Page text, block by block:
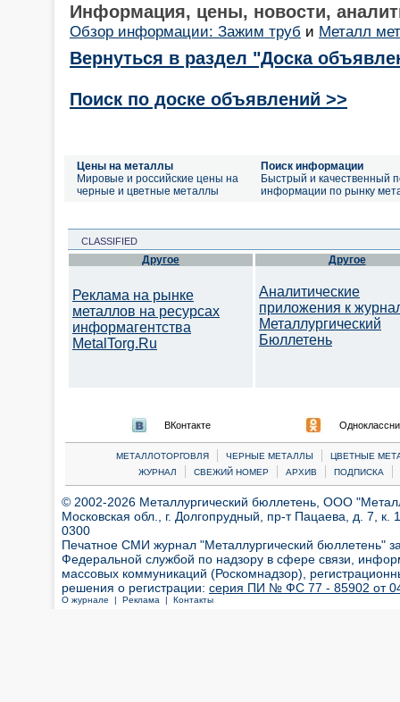
Информация, цены, новости,
Обзор информации: Зажим труб и Металл
Вернуться в раздел "Доска
Поиск по доске объявлений >>
Цены на металлы
Мировые и российские цены на
черные и цветные металлы
Поиск информации
Быстрый и качественный
информации по рынку
CLASSIFIED
Другое
Реклама на рынке
металлов на ресурсах
информагентства
MetalTorg.Ru
Другое
Аналитические
приложения к
Металлургический
Бюллетень
ВКонтакте
МЕТАЛЛОТОРГОВЛЯ | ЧЕРНЫЕ МЕТАЛЛЫ |
ЦВЕТНЫЕ
ЖУРНАЛ
| СВЕЖИЙ НОМЕР | АРХИВ | ПОДПИСКА |
© 2002-2026 Металлургический бюллетень, ООО
Московская обл., г. Долгопрудный, пр-т Пацаева, д. 7,
0300
Печатное СМИ журнал "Металлургический бюллетень"
Федеральной службой по надзору в сфере связи,
массовых коммуникаций (Роскомнадзор),
решения о регистрации: серия ПИ № ФС 77 - 85902 от 04
О журнале | Реклама | Контакты